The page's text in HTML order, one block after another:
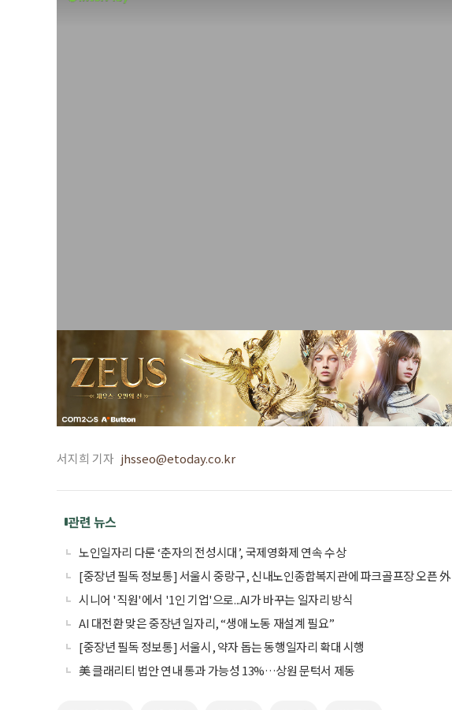
서지희 기자 jhsseo@etoday.co.kr
관련 뉴스
노인일자리 다룬 ‘춘자의 전성시대’, 국제영화제 연속 수상
[중장년 필독 정보통] 서울시 중랑구, 신내노인종합복지관에 파크골프장 오픈 外
시니어 '직원'에서 '1인 기업'으로...AI가 바꾸는 일자리 방식
AI 대전환 맞은 중장년 일자리, “생애 노동 재설계 필요”
[중장년 필독 정보통] 서울시, 약자 돕는 동행일자리 확대 시행
美 클래리티 법안 연내 통과 가능성 13%…상원 문턱서 제동